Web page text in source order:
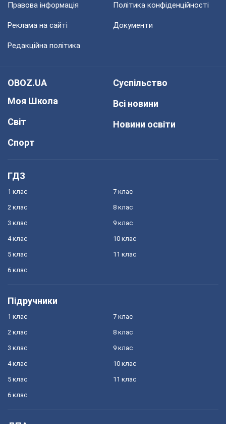
Правова інформація Політика конфіденційності
Реклама на сайті Документи
Редакційна політика
OBOZ.UA
Моя Школа
Світ
Спорт
Суспільство
Всі новини
Новини освіти
ГДЗ
1 клас
2 клас
3 клас
4 клас
5 клас
6 клас
7 клас
8 клас
9 клас
10 клас
11 клас
Підручники
1 клас
2 клас
3 клас
4 клас
5 клас
6 клас
7 клас
8 клас
9 клас
10 клас
11 клас